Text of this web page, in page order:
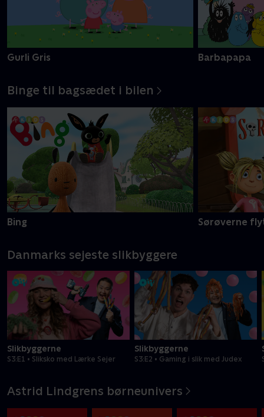
Gurli Gris Barbapapa
Binge til bagsædet i bilen
Bing Sørøverne
Danmarks sejeste slikbyggere
Slikbyggerne
S3:E1 • Sliksko med Lærke Sejer
Slikbyggerne
S3:E2 • Gaming i slik med Judex
Astrid Lindgrens børneunivers